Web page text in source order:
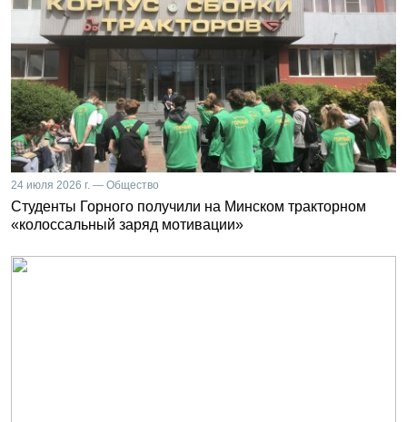
24 июля 2026 г. — Общество
Студенты Горного получили на Минском тракторном
«колоссальный заряд мотивации»